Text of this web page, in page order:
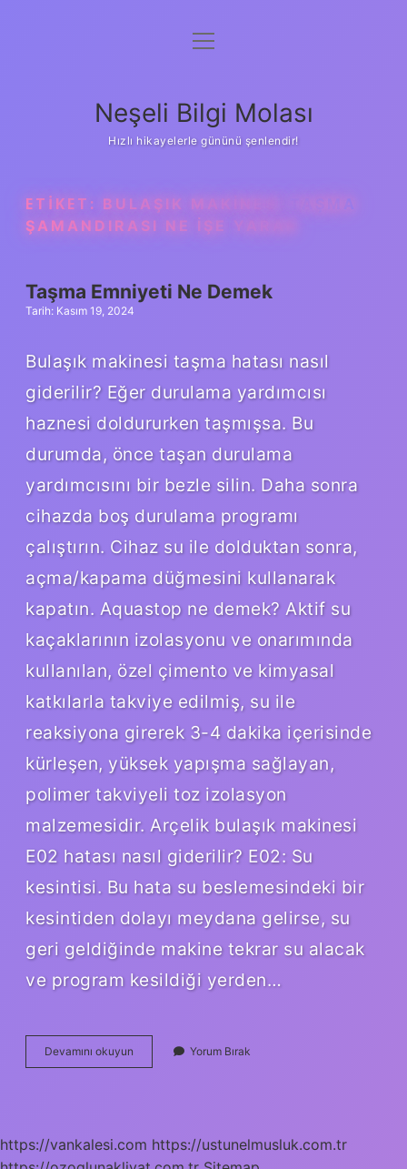
Anasayfa
Yasal Uyarı
menüyü
Neşeli Bilgi Molası
Hızlı hikayelerle gününü şenlendir!
ETIKET: BULAŞIK MAKINESI TAŞMA
ŞAMANDIRASI NE IŞE YARAR
Taşma Emniyeti Ne Demek
Tarih: Kasım 19, 2024
Bulaşık makinesi taşma hatası nasıl
giderilir? Eğer durulama yardımcısı
haznesi doldururken taşmışsa. Bu
durumda, önce taşan durulama
yardımcısını bir bezle silin. Daha sonra
cihazda boş durulama programı
çalıştırın. Cihaz su ile dolduktan sonra,
açma/kapama düğmesini kullanarak
kapatın. Aquastop ne demek? Aktif su
kaçaklarının izolasyonu ve onarımında
kullanılan, özel çimento ve kimyasal
katkılarla takviye edilmiş, su ile
reaksiyona girerek 3-4 dakika içerisinde
kürleşen, yüksek yapışma sağlayan,
polimer takviyeli toz izolasyon
malzemesidir. Arçelik bulaşık makinesi
E02 hatası nasıl giderilir? E02: Su
kesintisi. Bu hata su beslemesindeki bir
kesintiden dolayı meydana gelirse, su
geri geldiğinde makine tekrar su alacak
ve program kesildiği yerden…
Devamını okuyun
Emniyeti
Yorum Bırak
https://vankalesi.com https://ustunelmusluk.com.tr